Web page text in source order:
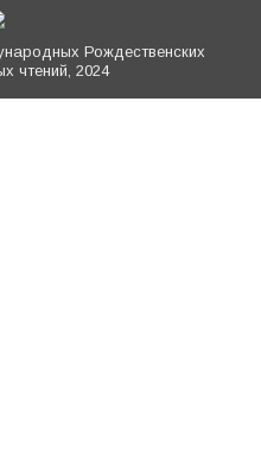
Рождественских
чтений, 2024